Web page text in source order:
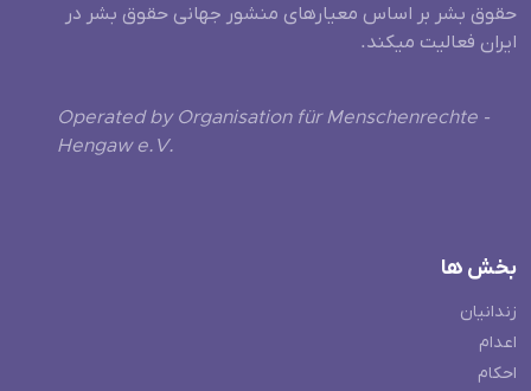
حقوق بشر بر اساس معیارهای منشور جهانی حقوق بشر در
ایران فعالیت میکند.
Operated by Organisation für Menschenrechte -
Hengaw e.V.
بخش ها
زندانیان
اعدام
احکام